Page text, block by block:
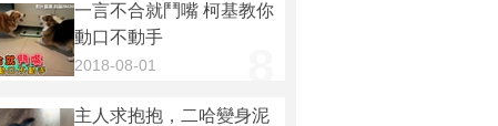
一言不合就鬥嘴 柯基教你
動口不動手
2018-08-01
主人求抱抱，二哈變身泥